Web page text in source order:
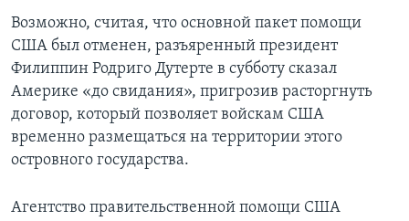
Возможно, считая, что основной пакет помощи
США был отменен, разъяренный президент
Филиппин Родриго Дутерте в субботу сказал
Америке «до свидания», пригрозив расторгнуть
договор, который позволяет войскам США
временно размещаться на территории этого
островного государства.
Агентство правительственной помощи США